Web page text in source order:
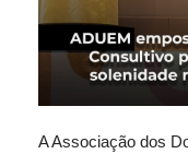
A Associação dos